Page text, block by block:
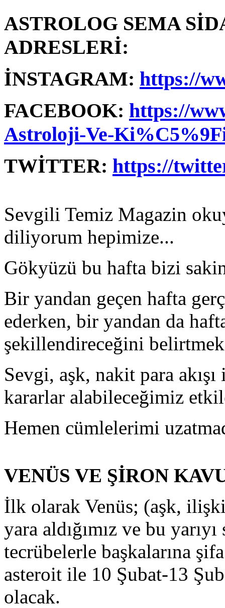
ASTROLOG SEMA
ADRESLERİ:
İNSTAGRAM: https://
FACEBOOK: https://
Astroloji-Ve-
TWİTTER: https://
Sevgili Temiz Magazin
diliyorum hepimize...
Gökyüzü bu hafta bizi
Bir yandan geçen hafta
ederken, bir yandan da
şekillendireceğini
Sevgi, aşk, nakit para
kararlar alabileceğimiz
Hemen cümlelerimi
VENÜS VE ŞİRON
İlk olarak Venüs; (aşk,
yara aldığımız ve bu
tecrübelerle başkalarına
asteroit ile 10 Şubat-13
olacak.